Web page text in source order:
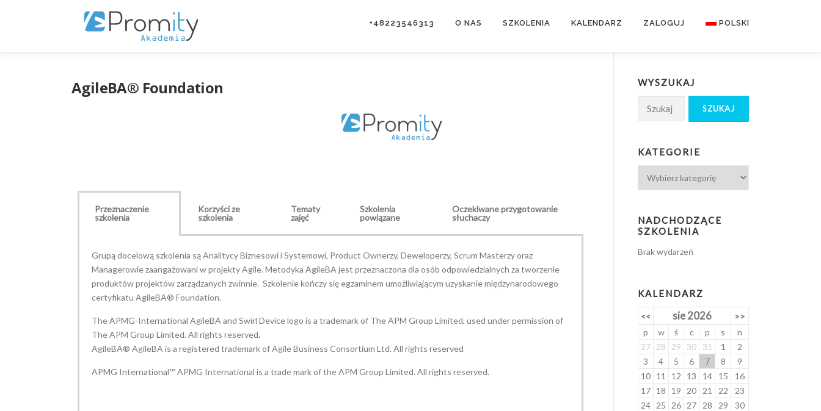
+48223546313 O NAS SZKOLENIA KALENDARZ ZALOGUJ POLSKI
AgileBA® Foundation
Przeznaczenie
szkolenia
Korzyści ze
szkolenia
Tematy
zajęć
Szkolenia
powiązane
Oczekiwane przygotowanie
słuchaczy
Grupą docelową szkolenia są Analitycy Biznesowi i Systemowi, Product Ownerzy, Deweloperzy, Scrum Masterzy oraz
Managerowie zaangażowani w projekty Agile. Metodyka AgileBA jest przeznaczona dla osób odpowiedzialnych za tworzenie
produktów projektów zarządzanych zwinnie. Szkolenie kończy się egzaminem umożliwiającym uzyskanie międzynarodowego
certyfikatu AgileBA® Foundation.
The APMG-International AgileBA and Swirl Device logo is a trademark of The APM Group Limited, used under permission of
The APM Group Limited. All rights reserved.
AgileBA® AgileBA is a registered trademark of Agile Business Consortium Ltd. All rights reserved
APMG International™ APMG International is a trade mark of the APM Group Limited. All rights reserved.
WYSZUKAJ
KATEGORIE
NADCHODZĄCE
SZKOLENIA
Brak wydarzeń
KALENDARZ
<< sie 2026
>>
p
w ś c p s
n
27 28 29 30 31 1
2
3
4 5 6 7 8
9
10 11 12 13 14 15
16
17 18 19 20 21 22
23
24 25 26 27 28 29
30